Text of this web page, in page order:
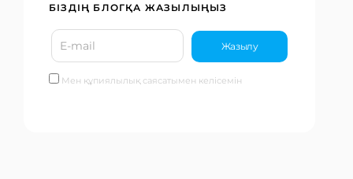
БІЗДІҢ БЛОГҚА ЖАЗЫЛЫҢЫЗ
Мен құпиялылық саясатымен келісемін